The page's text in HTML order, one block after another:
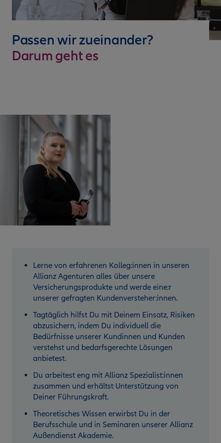
Passen wir zueinander?
Darum geht es
Lerne von erfahrenen Kolleg:innen in unseren
Allianz Agenturen alles über unsere
Versicherungsprodukte und werde eine:r
unserer gefragten Kundenversteher:innen.
Tagtäglich hilfst Du mit Deinem Einsatz, Risiken
abzusichern, indem Du individuell die
Bedürfnisse unserer Kundinnen und Kunden
verstehst und bedarfsgerechte Lösungen
anbietest.
Du arbeitest eng mit Allianz Spezialist:innen
zusammen und erhältst Unterstützung von
Deiner Führungskraft.
Theoretisches Wissen erwirbst Du in der
Berufsschule und in Seminaren unserer Allianz
Außendienst Akademie.